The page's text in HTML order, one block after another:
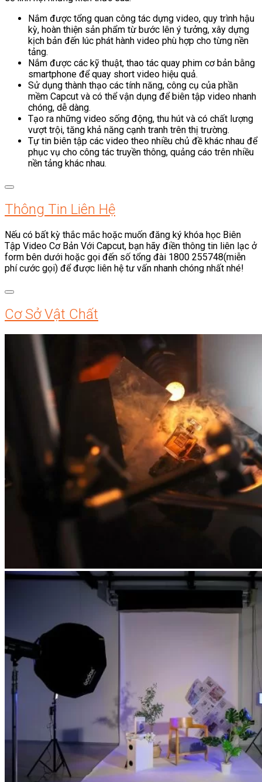
Nắm được tổng quan công tác dựng video, quy trình hậu
kỳ, hoàn thiện sản phẩm từ bước lên ý tưởng, xây dựng
kịch bản đến lúc phát hành video phù hợp cho từng nền
tảng.
Nắm được các kỹ thuật, thao tác quay phim cơ bản bằng
smartphone để quay short video hiệu quả.
Sử dụng thành thạo các tính năng, công cụ của phần
mềm Capcut và có thể vận dụng để biên tập video nhanh
chóng, dễ dàng.
Tạo ra những video sống động, thu hút và có chất lượng
vượt trội, tăng khả năng cạnh tranh trên thị trường.
Tự tin biên tập các video theo nhiều chủ đề khác nhau để
phục vụ cho công tác truyền thông, quảng cáo trên nhiều
nền tảng khác nhau.
Thông Tin Liên Hệ
Nếu có bất kỳ thắc mắc hoặc muốn đăng ký khóa học Biên
Tập Video Cơ Bản Với Capcut, bạn hãy điền thông tin liên lạc ở
form bên dưới hoặc gọi đến số tổng đài 1800 255748(miễn
phí cước gọi) để được liên hệ tư vấn nhanh chóng nhất nhé!
Cơ Sở Vật Chất